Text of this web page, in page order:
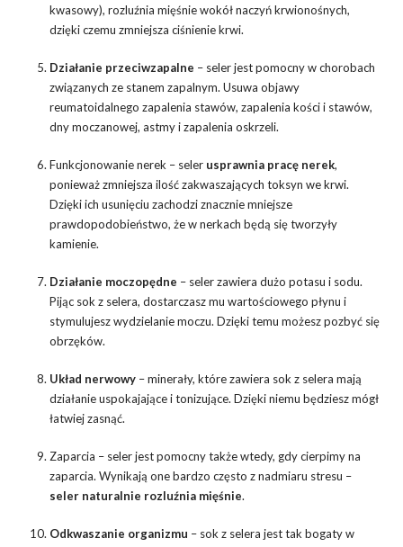
kwasowy), rozluźnia mięśnie wokół naczyń krwionośnych,
dzięki czemu zmniejsza ciśnienie krwi.
Działanie przeciwzapalne – seler jest pomocny w chorobach
związanych ze stanem zapalnym. Usuwa objawy
reumatoidalnego zapalenia stawów, zapalenia kości i stawów,
dny moczanowej, astmy i zapalenia oskrzeli.
Funkcjonowanie nerek – seler usprawnia pracę nerek,
ponieważ zmniejsza ilość zakwaszających toksyn we krwi.
Dzięki ich usunięciu zachodzi znacznie mniejsze
prawdopodobieństwo, że w nerkach będą się tworzyły
kamienie.
Działanie moczopędne – seler zawiera dużo potasu i sodu.
Pijąc sok z selera, dostarczasz mu wartościowego płynu i
stymulujesz wydzielanie moczu. Dzięki temu możesz pozbyć się
obrzęków.
Układ nerwowy – minerały, które zawiera sok z selera mają
działanie uspokajające i tonizujące. Dzięki niemu będziesz mógł
łatwiej zasnąć.
Zaparcia – seler jest pomocny także wtedy, gdy cierpimy na
zaparcia. Wynikają one bardzo często z nadmiaru stresu –
seler naturalnie rozluźnia mięśnie.
Odkwaszanie organizmu – sok z selera jest tak bogaty w